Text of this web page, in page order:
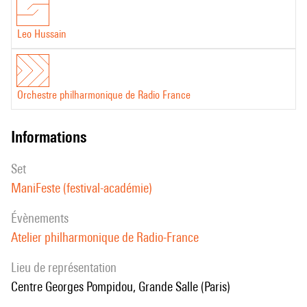
surface).
Leo Hussain
Orchestre philharmonique de Radio France
informations
set
ManiFeste (festival-académie)
évènements
Atelier philharmonique de Radio-France
Lieu de représentation
Centre Georges Pompidou, Grande Salle (Paris)